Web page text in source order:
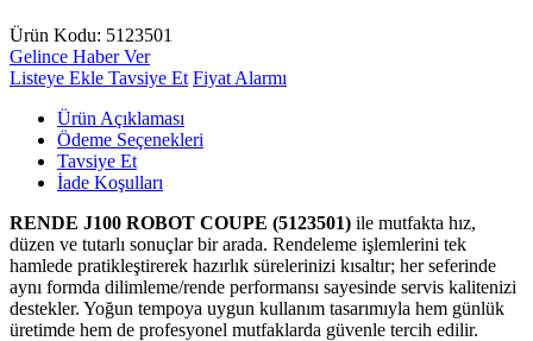
Ürün Kodu: 5123501
Gelince Haber Ver
Listeye Ekle Tavsiye Et Fiyat Alarmı
Ürün Açıklaması
Ödeme Seçenekleri
Tavsiye Et
İade Koşulları
RENDE J100 ROBOT COUPE (5123501) ile mutfakta hız,
düzen ve tutarlı sonuçlar bir arada. Rendeleme işlemlerini tek
hamlede pratikleştirerek hazırlık sürelerinizi kısaltır; her seferinde
aynı formda dilimleme/rende performansı sayesinde servis kalitenizi
destekler. Yoğun tempoya uygun kullanım tasarımıyla hem günlük
üretimde hem de profesyonel mutfaklarda güvenle tercih edilir.